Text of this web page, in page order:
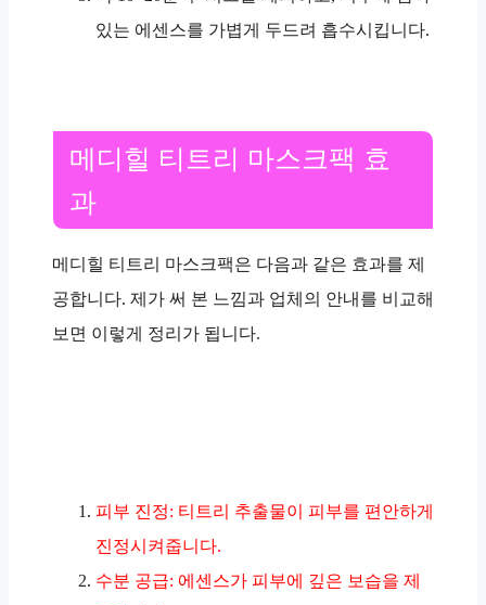
있는 에센스를 가볍게 두드려 흡수시킵니다.
메디힐 티트리 마스크팩 효
과
메디힐 티트리 마스크팩은 다음과 같은 효과를 제
공합니다. 제가 써 본 느낌과 업체의 안내를 비교해
보면 이렇게 정리가 됩니다.
피부 진정: 티트리 추출물이 피부를 편안하게
진정시켜줍니다.
수분 공급: 에센스가 피부에 깊은 보습을 제